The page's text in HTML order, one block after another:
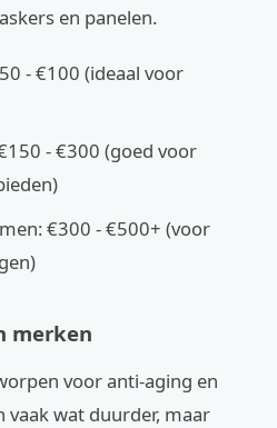
en panelen.
- €100 (ideaal voor
- €300 (goed voor
€300 - €500+ (voor
merken
voor anti-aging en
vaak wat duurder, maar